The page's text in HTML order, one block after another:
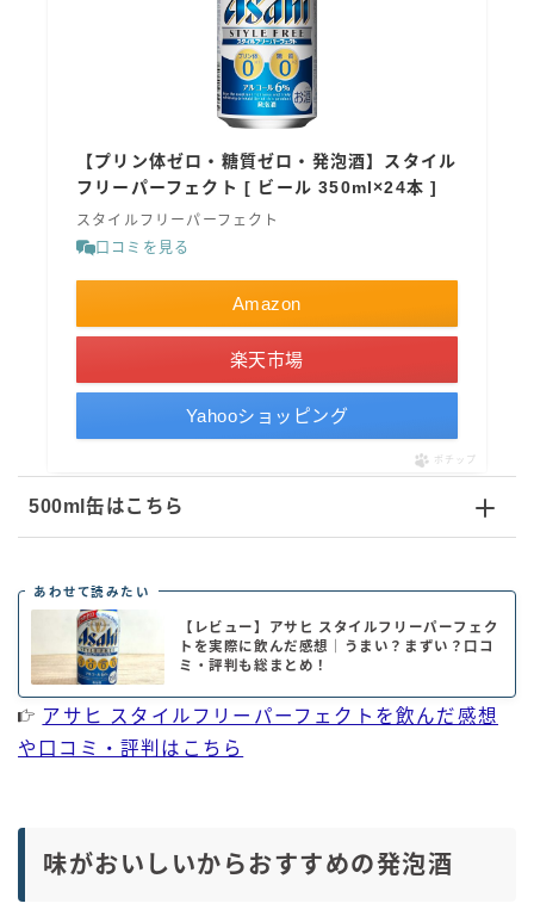
【プリン体ゼロ・糖質ゼロ・発泡酒】スタイル
フリーパーフェクト [ ビール 350ml×24本 ]
スタイルフリーパーフェクト
口コミを見る
Amazon
楽天市場
Yahooショッピング
ポチップ
500ml缶はこちら
あわせて読みたい
【レビュー】アサヒ スタイルフリーパーフェク
トを実際に飲んだ感想｜うまい？まずい？口コ
ミ・評判も総まとめ！
アサヒ スタイルフリーパーフェクトを飲んだ感想
や口コミ・評判はこちら
味がおいしいからおすすめの発泡酒